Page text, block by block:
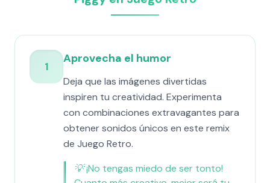
1
Aprovecha el humor
Deja que las imágenes divertidas
inspiren tu creatividad. Experimenta
con combinaciones extravagantes para
obtener sonidos únicos en este remix
de Juego Retro.
💡¡No tengas miedo de ser tonto!